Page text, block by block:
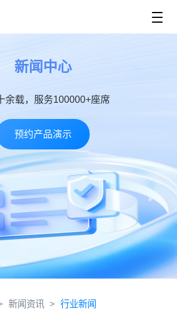
新闻中心
余载，服务100000+座席
预约产品演示
新闻资讯 > 行业新闻